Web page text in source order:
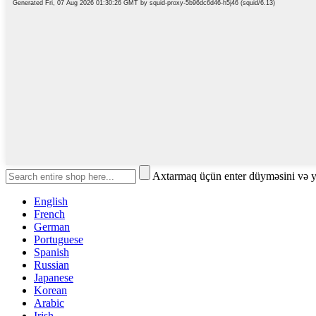
Axtarmaq üçün enter düyməsini və
English
French
German
Portuguese
Spanish
Russian
Japanese
Korean
Arabic